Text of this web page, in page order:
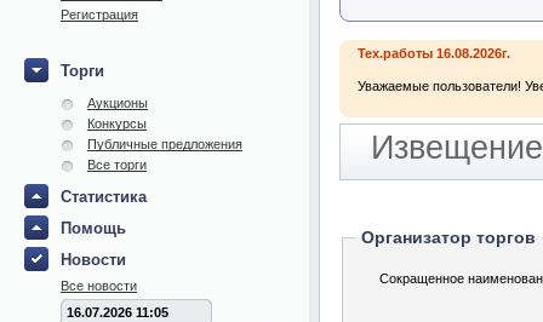
Регистрация
Торги
Аукционы
Конкурсы
Публичные предложения
Все торги
Статистика
Помощь
Новости
Все новости
16.07.2026 11:05
Тех.работы 16.08.2026г.
Уважаемые пользователи!
Организатор торгов
Сокращенное